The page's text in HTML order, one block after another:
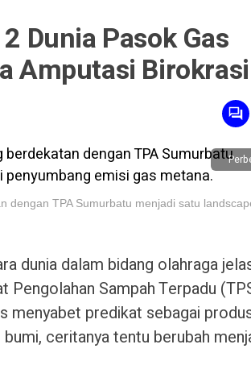
Dunia Pasok Gas
Amputasi Birokrasi
dengan TPA Sumurbatu menjadi satu
dunia dalam bidang olahraga
Pengolahan Sampah Terpadu
menyabet predikat sebagai
ceritanya tentu berubah